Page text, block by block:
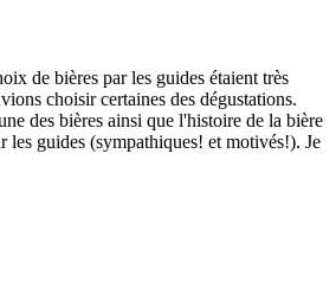
de bières par les guides étaient très
choisir certaines des dégustations.
des bières ainsi que l'histoire de la bière
les guides (sympathiques! et motivés!). Je